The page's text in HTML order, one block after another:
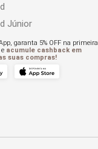
Júnior
garanta 5% OFF na primeira
acumule cashback em
suas compras!